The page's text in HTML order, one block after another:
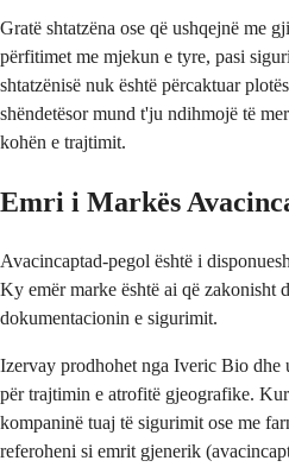
Gratë shtatzëna ose që ushqejnë me
përfitimet me mjekun e tyre, pasi
shtatzënisë nuk është përcaktuar
shëndetësor mund t'ju ndihmojë të
kohën e trajtimit.
Emri i Markës
Avacincaptad-pegol është i
Ky emër marke është ai që zakonisht
dokumentacionin e sigurimit.
Izervay prodhohet nga Iveric Bio dhe
për trajtimin e atrofitë gjeografike.
kompaninë tuaj të sigurimit ose me
referoheni si emrit gjenerik